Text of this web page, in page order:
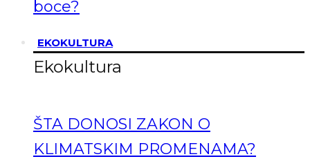
boce?
EKOKULTURA
Ekokultura
ŠTA DONOSI ZAKON O
KLIMATSKIM PROMENAMA?